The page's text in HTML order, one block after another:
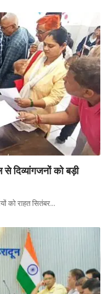
दिव्यांगजनों को बड़ी
को राहत सितंबर…